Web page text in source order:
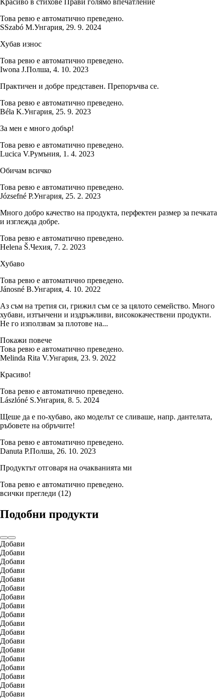
Красиво в стихове Прави голямо впечатление
Това ревю е автоматично преведено.
SSzabó M.Унгария, 29. 9. 2024
Хубав износ
Това ревю е автоматично преведено.
Iwona J.Полша, 4. 10. 2023
Практичен и добре представен. Препоръчва се.
Това ревю е автоматично преведено.
Béla K.Унгария, 25. 9. 2023
За мен е много добър!
Това ревю е автоматично преведено.
Lucica V.Румъния, 1. 4. 2023
Обичам всичко
Това ревю е автоматично преведено.
Józsefné P.Унгария, 25. 2. 2023
Много добро качество на продукта, перфектен размер за печката
и изглежда добре.
Това ревю е автоматично преведено.
Helena Š.Чехия, 7. 2. 2023
Хубаво
Това ревю е автоматично преведено.
Jánosné B.Унгария, 4. 10. 2022
Аз съм на третия си, грижил съм се за цялото семейство. Много
хубави, изтънчени и издръжливи, висококачествени продукти.
Не го използвам за плотове на...
Покажи повече
Това ревю е автоматично преведено.
Melinda Rita V.Унгария, 23. 9. 2022
Красиво!
Това ревю е автоматично преведено.
Lászlóné S.Унгария, 8. 5. 2024
Щеше да е по-хубаво, ако моделът се сливаше, напр. дантелата,
ръбовете на обръчите!
Това ревю е автоматично преведено.
Danuta P.Полша, 26. 10. 2023
Продуктът отговаря на очакванията ми
Това ревю е автоматично преведено.
всички прегледи (12)
Подобни продукти
Добави
Добави
Добави
Добави
Добави
Добави
Добави
Добави
Добави
Добави
Добави
Добави
Добави
Добави
Добави
Добави
Добави
Добави